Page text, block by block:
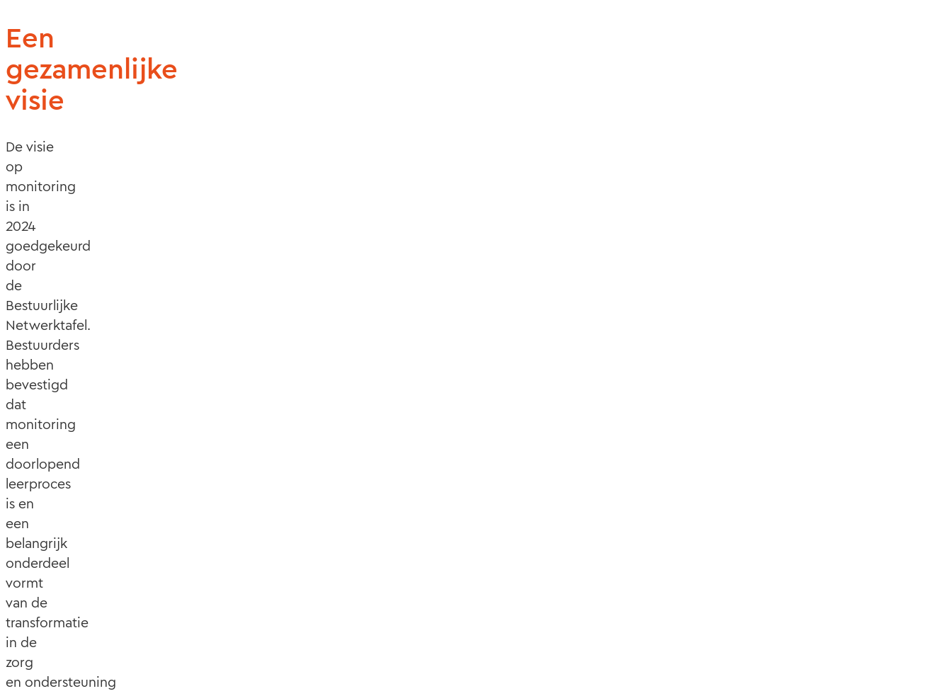
Een
gezamenlijke
visie
De visie
op
monitoring
is in
2024
goedgekeurd
door
de
Bestuurlijke
Netwerktafel.
Bestuurders
hebben
bevestigd
dat
monitoring
een
doorlopend
leerproces
is en
een
belangrijk
onderdeel
vormt
van de
transformatie
in de
zorg
en ondersteuning